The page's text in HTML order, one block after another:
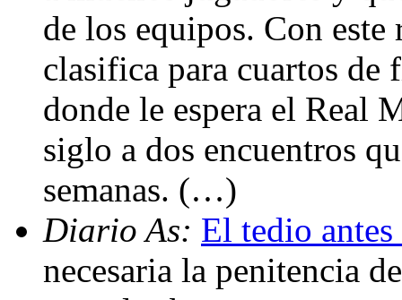
de los equipos. Con este
clasifica para cuartos de
donde le espera el Real
siglo a dos encuentros
semanas. (…)
Diario As: El tedio
necesaria la penitencia